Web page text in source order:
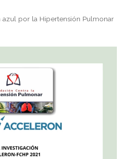
por la Hipertensión Pulmonar